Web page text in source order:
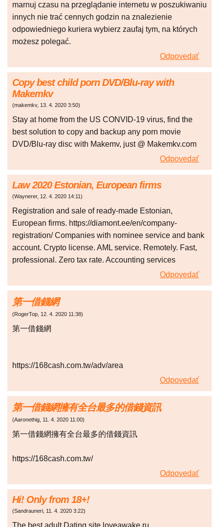
marnuj czasu na przeglądanie internetu w poszukiwaniu
innych nie trać cennych godzin na znalezienie
odpowiedniego kuriera wybierz zaufaj tym, na których
możesz polegać.
Odpovedať
Copy best child porn DVD/Blu-ray with
Makemkv
(makemkv, 13. 4. 2020 3:50)
Stay at home from the US CONVID-19 virus, find the
best solution to copy and backup any porn movie
DVD/Blu-ray disc with Makemv, just @ Makemkv.com
Odpovedať
Law 2020 Estonian, European firms
(Waynerer, 12. 4. 2020 14:11)
Registration and sale of ready-made Estonian,
European firms. https://diamont.ee/en/company-
registration/ Companies with nominee service and bank
account. Crypto license. AML service. Remotely. Fast,
professional. Zero tax rate. Accounting services
Odpovedať
第一借錢網
(RogerTop, 12. 4. 2020 11:38)
第一借錢網
https://168cash.com.tw/adv/area
Odpovedať
第一借錢網擁有全台最多的借錢資訊
(Aaronethig, 11. 4. 2020 11:00)
第一借錢網擁有全台最多的借錢資訊
https://168cash.com.tw/
Odpovedať
Hi! Only from 18+!
(Sandrauneri, 11. 4. 2020 3:22)